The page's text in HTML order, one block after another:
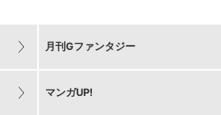
月刊Gファンタジー
マンガUP!